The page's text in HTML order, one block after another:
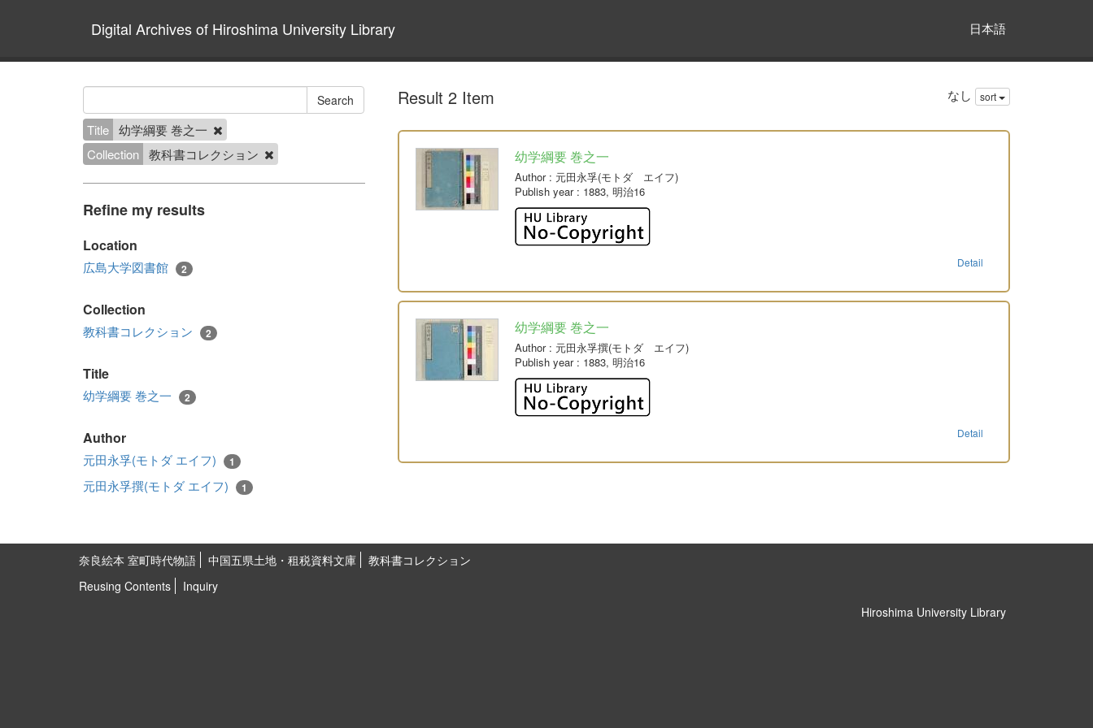
Digital Archives of Hiroshima University Library 日本語
Title 幼学綱要 巻之一
Collection 教科書コレクション
Refine my results
Location
広島大学図書館 2
Collection
教科書コレクション 2
Title
幼学綱要 巻之一 2
Author
元田永孚(モトダ エイフ) 1
元田永孚撰(モトダ エイフ) 1
Result 2 Item なし sort
幼学綱要 巻之一
Author: 元田永孚(モトダ エイフ)
Publish year: 1883, 明治16
Detail
幼学綱要 巻之一
Author: 元田永孚撰(モトダ エイフ)
Publish year: 1883, 明治16
Detail
奈良絵本 室町時代物語 中国五県土地・租税資料文庫
教科書コレクション
Reusing Contents
Inquiry
Hiroshima University Library